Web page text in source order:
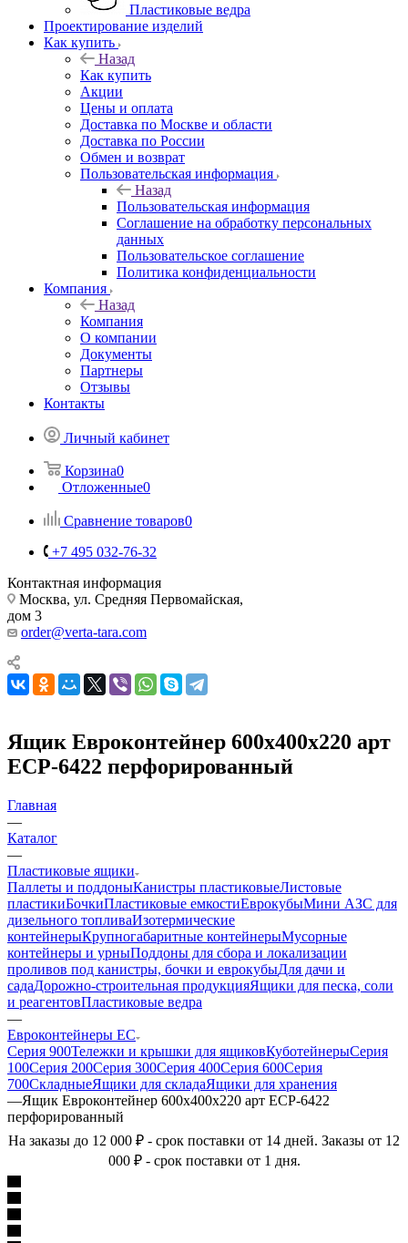
Пластиковые ведра
Проектирование изделий
Как купить
Назад
Как купить
Акции
Цены и оплата
Доставка по Москве и области
Доставка по России
Обмен и возврат
Пользовательская информация
Назад
Пользовательская информация
Соглашение на обработку персональных
данных
Пользовательское соглашение
Политика конфиденциальности
Компания
Назад
Компания
О компании
Документы
Партнеры
Отзывы
Контакты
Личный кабинет
Корзина0
Отложенные0
Сравнение товаров0
+7 495 032-76-32
Контактная информация
Москва, ул. Средняя Первомайская,
дом 3
order@verta-tara.com
Ящик Евроконтейнер 600х400х220 арт
ECP-6422 перфорированный
Главная
—
Каталог
—
Пластиковые ящики
Паллеты и поддоныКанистры пластиковыеЛистовые
пластикиБочкиПластиковые емкостиЕврокубыМини АЗС для
дизельного топливаИзотермические
контейнерыКрупногабаритные контейнерыМусорные
контейнеры и урныПоддоны для сбора и локализации
проливов под канистры, бочки и еврокубыДля дачи и
садаДорожно-строительная продукцияЯщики для песка, соли
и реагентовПластиковые ведра
—
Евроконтейнеры ЕС
Серия 900Тележки и крышки для ящиковКуботейнерыСерия
100Серия 200Серия 300Серия 400Серия 600Серия
700СкладныеЯщики для складаЯщики для хранения
—Ящик Евроконтейнер 600х400х220 арт ECP-6422
перфорированный
На заказы до 12 000 ₽ - срок поставки от 14 дней. Заказы от 12
000 ₽ - срок поставки от 1 дня.